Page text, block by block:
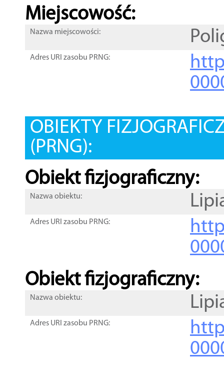
Miejscowość:
Nazwa miejscowości:
Adres URI zasobu PRNG:
OBIEKTY
(PRNG):
Obiekt fizjograficzny:
Nazwa obiektu:
Adres URI zasobu PRNG:
Obiekt fizjograficzny:
Nazwa obiektu:
Adres URI zasobu PRNG: